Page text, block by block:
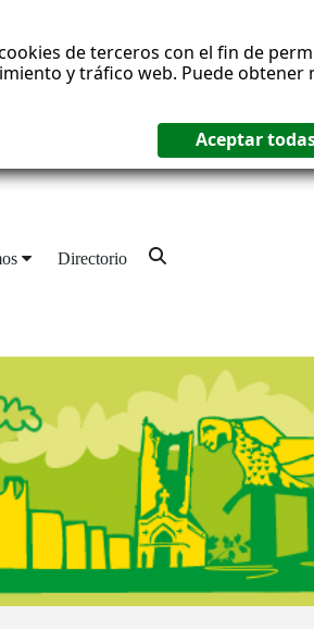
de terceros con el fin de
y tráfico web. Puede obtener
Directorio